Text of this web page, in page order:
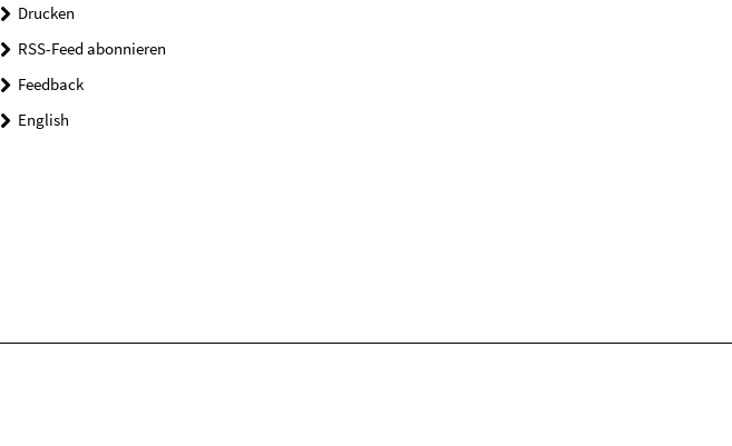
Drucken
RSS-Feed abonnieren
Feedback
English